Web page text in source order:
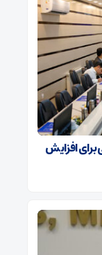
برای افزایش